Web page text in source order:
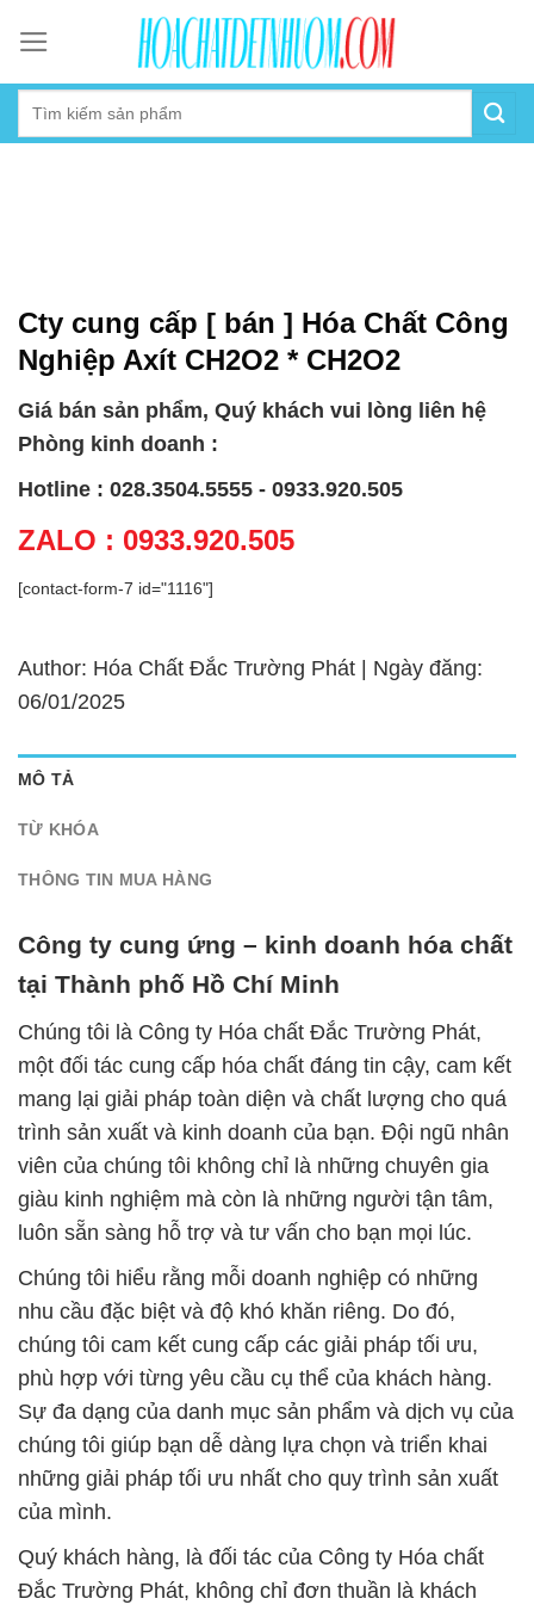
content
Cty cung cấp [ bán ] Hóa Chất Công
Nghiệp Axít CH2O2 * CH2O2
Giá bán sản phẩm, Quý khách vui lòng liên hệ
Phòng kinh doanh :
Hotline : 028.3504.5555 - 0933.920.505
ZALO : 0933.920.505
[contact-form-7 id="1116"]
Author: Hóa Chất Đắc Trường Phát | Ngày đăng:
06/01/2025
MÔ TẢ
TỪ KHÓA
THÔNG TIN MUA HÀNG
Công ty cung ứng – kinh doanh hóa chất
tại Thành phố Hồ Chí Minh
Chúng tôi là Công ty Hóa chất Đắc Trường Phát,
một đối tác cung cấp hóa chất đáng tin cậy, cam kết
mang lại giải pháp toàn diện và chất lượng cho quá
trình sản xuất và kinh doanh của bạn. Đội ngũ nhân
viên của chúng tôi không chỉ là những chuyên gia
giàu kinh nghiệm mà còn là những người tận tâm,
luôn sẵn sàng hỗ trợ và tư vấn cho bạn mọi lúc.
Chúng tôi hiểu rằng mỗi doanh nghiệp có những
nhu cầu đặc biệt và độ khó khăn riêng. Do đó,
chúng tôi cam kết cung cấp các giải pháp tối ưu,
phù hợp với từng yêu cầu cụ thể của khách hàng.
Sự đa dạng của danh mục sản phẩm và dịch vụ của
chúng tôi giúp bạn dễ dàng lựa chọn và triển khai
những giải pháp tối ưu nhất cho quy trình sản xuất
của mình.
Quý khách hàng, là đối tác của Công ty Hóa chất
Đắc Trường Phát, không chỉ đơn thuần là khách